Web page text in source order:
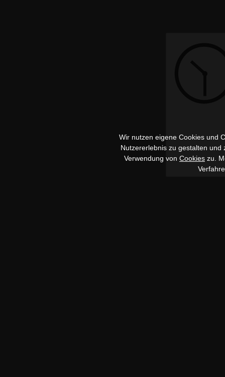
Wir nutzen eigene Cookies und
Nutzererlebnis zu gestalten
Verwendung von Cookies zu.